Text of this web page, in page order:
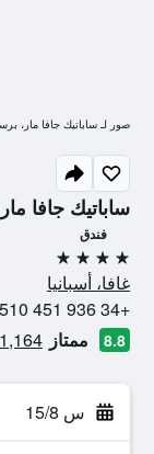
ساباتيك جافا
فندق
4 نجوم
غافا، أسبانيا
+34 936 451 510
8.8 ممتاز 1,164 من التقييمات تم التحقق منها
س 15/8
صور لـ ساباتيك جافا مار،